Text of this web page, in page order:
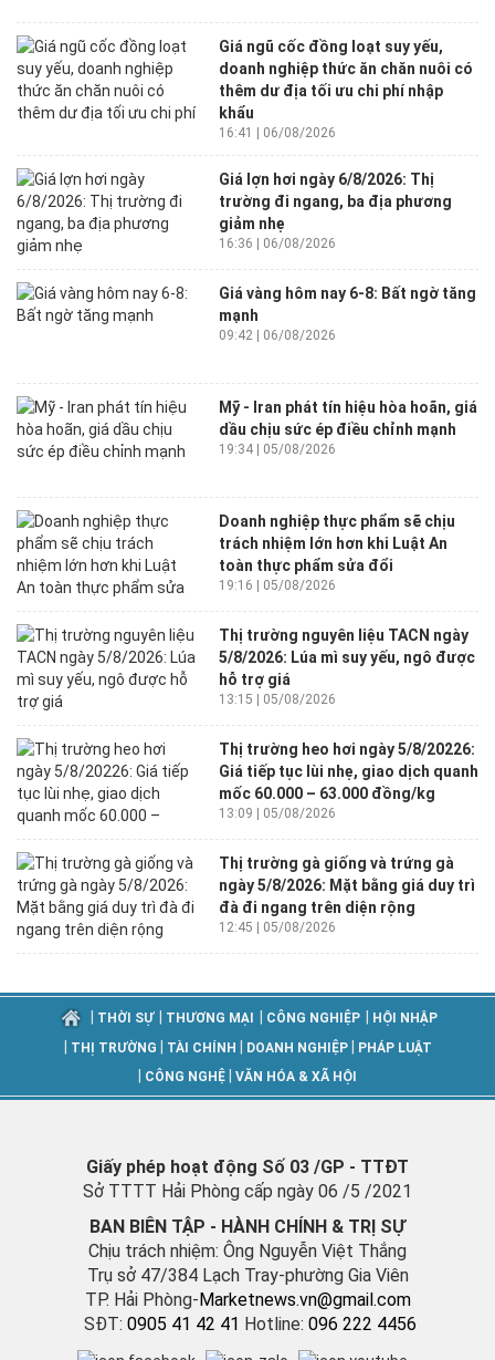
Giá ngũ cốc đồng loạt suy yếu,
doanh nghiệp thức ăn chăn nuôi có
thêm dư địa tối ưu chi phí nhập
khẩu
16:41 | 06/08/2026
Giá lợn hơi ngày 6/8/2026: Thị
trường đi ngang, ba địa phương
giảm nhẹ
16:36 | 06/08/2026
Giá vàng hôm nay 6-8: Bất ngờ tăng
mạnh
09:42 | 06/08/2026
Mỹ - Iran phát tín hiệu hòa hoãn, giá
dầu chịu sức ép điều chỉnh mạnh
19:34 | 05/08/2026
Doanh nghiệp thực phẩm sẽ chịu
trách nhiệm lớn hơn khi Luật An
toàn thực phẩm sửa đổi
19:16 | 05/08/2026
Thị trường nguyên liệu TACN ngày
5/8/2026: Lúa mì suy yếu, ngô được
hỗ trợ giá
13:15 | 05/08/2026
Thị trường heo hơi ngày 5/8/20226:
Giá tiếp tục lùi nhẹ, giao dịch quanh
mốc 60.000 – 63.000 đồng/kg
13:09 | 05/08/2026
Thị trường gà giống và trứng gà
ngày 5/8/2026: Mặt bằng giá duy trì
đà đi ngang trên diện rộng
12:45 | 05/08/2026
THỜI SỰ THƯƠNG MẠI CÔNG NGHIỆP HỘI NHẬP
THỊ TRƯỜNG TÀI CHÍNH DOANH NGHIỆP PHÁP LUẬT
CÔNG NGHỆ VĂN HÓA & XÃ HỘI
Giấy phép hoạt động Số 03 /GP - TTĐT
Sở TTTT Hải Phòng cấp ngày 06 /5 /2021
BAN BIÊN TẬP - HÀNH CHÍNH & TRỊ SỰ
Chịu trách nhiệm: Ông Nguyễn Việt Thắng
Trụ sở 47/384 Lạch Tray-phường Gia Viên
TP. Hải Phòng- Marketnews.vn@gmail.com
SĐT: 0905 41 42 41 Hotline: 096 222 4456